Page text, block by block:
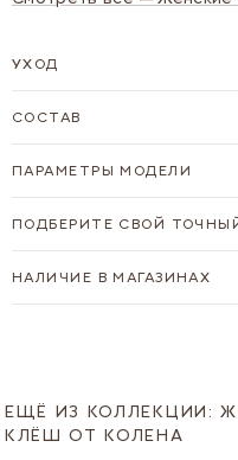
УХОД
СОСТАВ
ПАРАМЕТРЫ МОДЕЛИ
ПОДБЕРИТЕ СВОЙ
НАЛИЧИЕ В МАГАЗИНАХ
ЕЩЁ ИЗ КОЛЛЕКЦИИ:
КЛЁШ ОТ КОЛЕНА